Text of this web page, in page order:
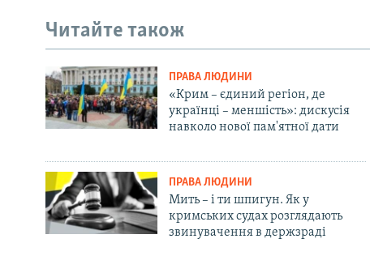
Читайте також
ПРАВА ЛЮДИНИ
«Крим – єдиний регіон, де
українці – меншість»: дискусія
навколо нової пам'ятної дати
ПРАВА ЛЮДИНИ
Мить – і ти шпигун. Як у
кримських судах розглядають
звинувачення в держзраді